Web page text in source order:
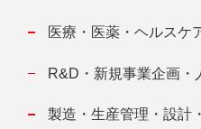
医療・医薬・ヘルスケ
R&D・新規事業企画・
製造・生産管理・設計